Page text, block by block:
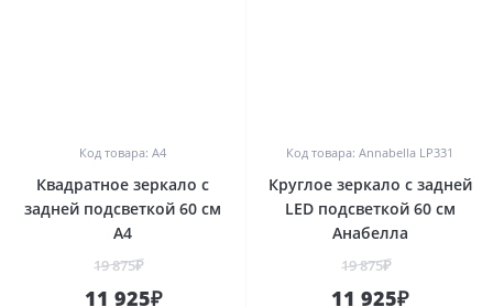
Код товара: A4
Квадратное зеркало с
задней подсветкой 60 см
A4
19 875₽
11 925₽
Код товара: Annabella LP331
Круглое зеркало с задней
LED подсветкой 60 см
Анабелла
19 875₽
11 925₽